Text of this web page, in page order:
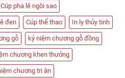
Cúp pha lê ngôi sao
đen Cúp thể thao In ly thủy tinh
gỗ kỷ niệm chương gỗ đồng
chương khen thưởng
chương tri ân